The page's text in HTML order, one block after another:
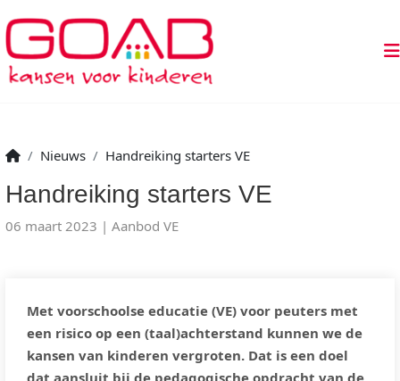
Nieuws Handreiking starters VE
Handreiking starters VE
06 maart 2023 Aanbod VE
Met voorschoolse educatie (VE) voor peuters met
een risico op een (taal)achterstand kunnen we de
kansen van kinderen vergroten. Dat is een doel
dat aansluit bij de pedagogische opdracht van de